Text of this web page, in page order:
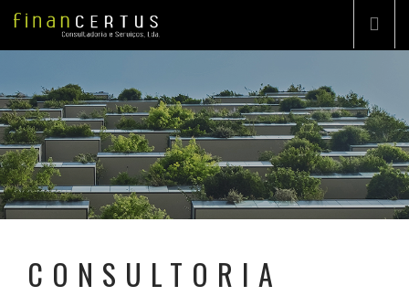
EMPRESA
CONSULTORIA
PROJETO CHAVE-NA-MÃO
DESTAQUES
CONSULTORIA